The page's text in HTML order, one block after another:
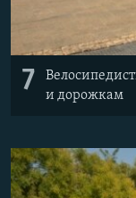
7
и дорожкам